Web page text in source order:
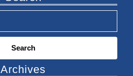
Archives